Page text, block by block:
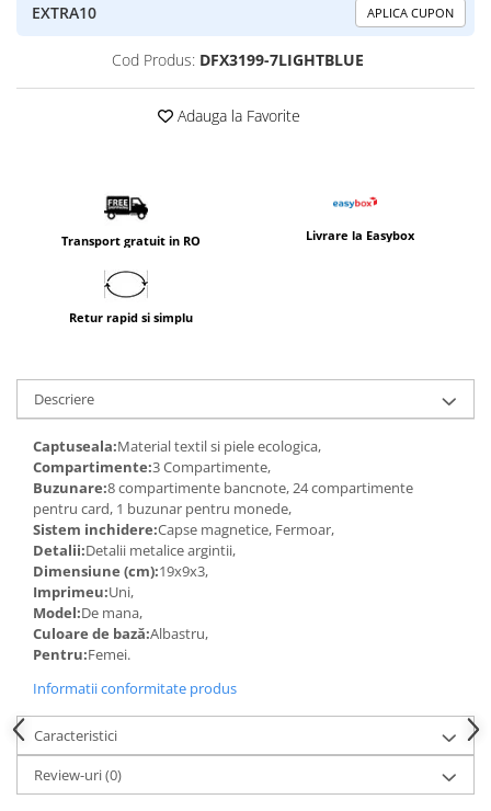
EXTRA10 APLICA CUPON
Cod Produs: DFX3199-7LIGHTBLUE
Adauga la Favorite
Transport gratuit in RO Livrare la Easybox
Retur rapid si simplu
Descriere
Captuseala:Material textil si piele ecologica,
Compartimente:3 Compartimente,
Buzunare:8 compartimente bancnote, 24 compartimente
pentru card, 1 buzunar pentru monede,
Sistem inchidere:Capse magnetice, Fermoar,
Detalii:Detalii metalice argintii,
Dimensiune (cm):19x9x3,
Imprimeu:Uni,
Model:De mana,
Culoare de bază:Albastru,
Pentru:Femei.
Informatii conformitate produs
Caracteristici
Review-uri(0)